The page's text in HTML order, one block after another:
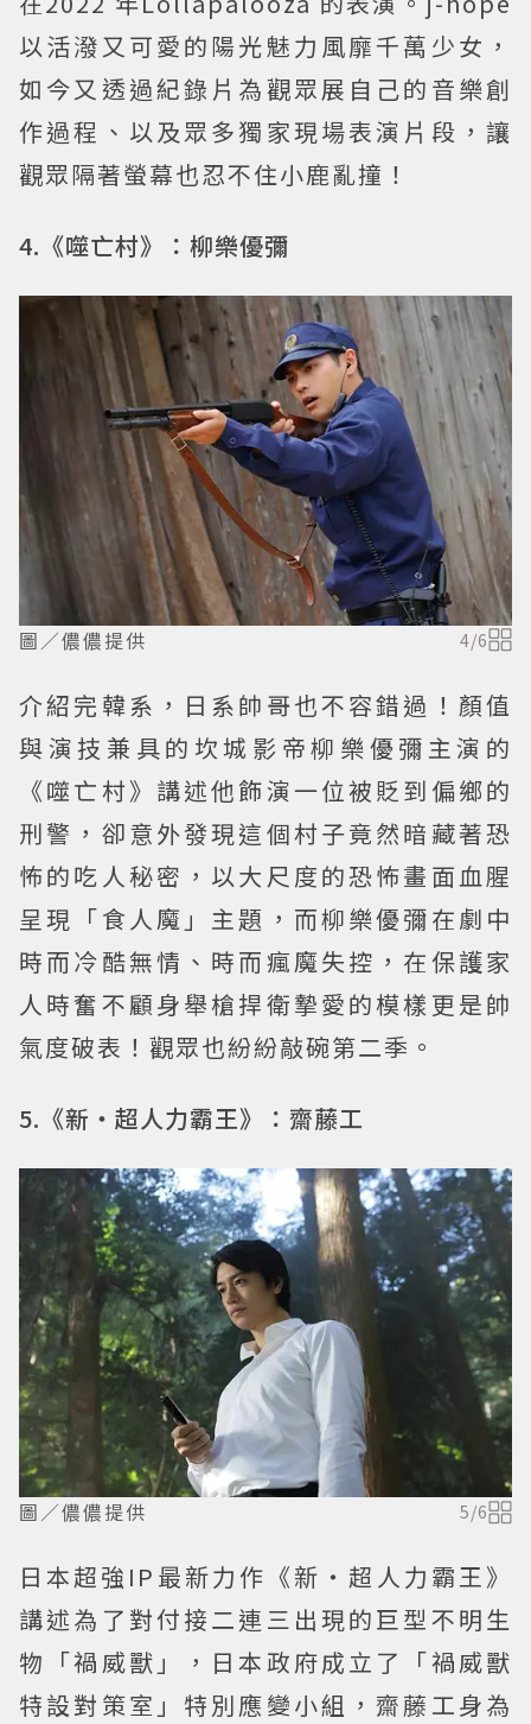
以活潑又可愛的陽光魅力風靡千萬少女，
如今又透過紀錄片為觀眾展自己的音樂創
作過程、以及眾多獨家現場表演片段，讓
觀眾隔著螢幕也忍不住小鹿亂撞！
4.《噬亡村》：柳樂優彌
圖／儂儂提供 4/6
介紹完韓系，日系帥哥也不容錯過！顏值
與演技兼具的坎城影帝柳樂優彌主演的
《噬亡村》講述他飾演一位被貶到偏鄉的
刑警，卻意外發現這個村子竟然暗藏著恐
怖的吃人秘密，以大尺度的恐怖畫面血腥
呈現「食人魔」主題，而柳樂優彌在劇中
時而冷酷無情、時而瘋魔失控，在保護家
人時奮不顧身舉槍捍衛摯愛的模樣更是帥
氣度破表！觀眾也紛紛敲碗第二季。
5.《新・超人力霸王》：齋藤工
圖／儂儂提供 5/6
日本超強IP最新力作《新・超人力霸王》
講述為了對付接二連三出現的巨型不明生
物「禍威獸」，日本政府成立了「禍威獸
特設對策室」特別應變小組，齋藤工身為